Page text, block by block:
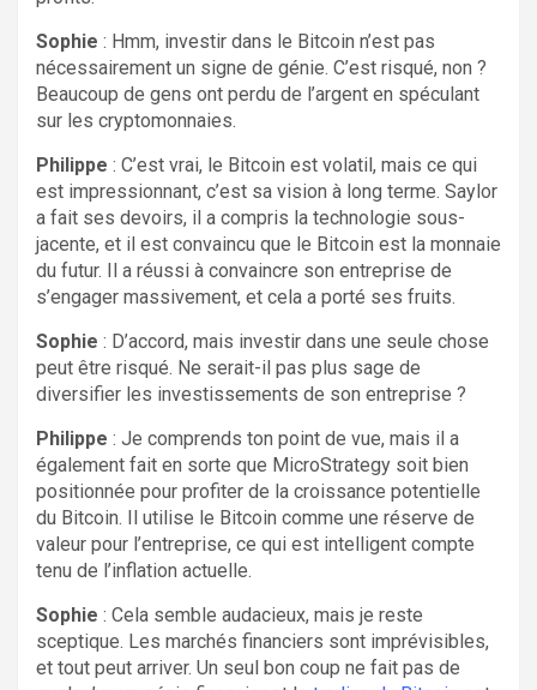
Sophie : Hmm, investir dans le Bitcoin n’est pas
nécessairement un signe de génie. C’est risqué, non ?
Beaucoup de gens ont perdu de l’argent en spéculant
sur les cryptomonnaies.
Philippe : C’est vrai, le Bitcoin est volatil, mais ce qui
est impressionnant, c’est sa vision à long terme. Saylor
a fait ses devoirs, il a compris la technologie sous-
jacente, et il est convaincu que le Bitcoin est la monnaie
du futur. Il a réussi à convaincre son entreprise de
s’engager massivement, et cela a porté ses fruits.
Sophie : D’accord, mais investir dans une seule chose
peut être risqué. Ne serait-il pas plus sage de
diversifier les investissements de son entreprise ?
Philippe : Je comprends ton point de vue, mais il a
également fait en sorte que MicroStrategy soit bien
positionnée pour profiter de la croissance potentielle
du Bitcoin. Il utilise le Bitcoin comme une réserve de
valeur pour l’entreprise, ce qui est intelligent compte
tenu de l’inflation actuelle.
Sophie : Cela semble audacieux, mais je reste
sceptique. Les marchés financiers sont imprévisibles,
et tout peut arriver. Un seul bon coup ne fait pas de